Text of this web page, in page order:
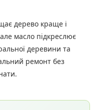
дерево краще і
масло підкреслює
деревини та
ремонт без